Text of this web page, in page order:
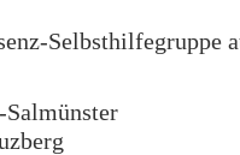
Selbsthilfegruppe